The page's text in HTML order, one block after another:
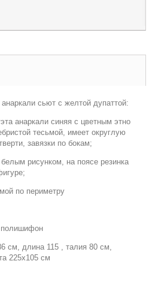
сьют с желтой дупаттой:
анаркали синяя с цветным этно
тесьмой, имеет округлую
завязки по бокам;
рисунком, на поясе резинка
по периметру
полишифон
см, длина 115 , талия 80 см,
225х105 см